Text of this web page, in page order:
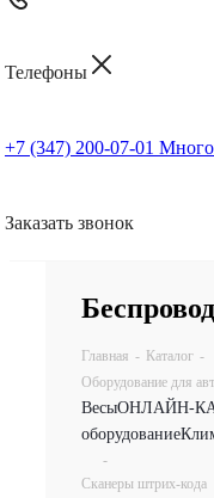
Телефоны
+7 (347) 200-07-01
Заказать звонок
Главная - Каталог -
Оборудование для
ВесыОНЛАЙН-
оборудование
-
Сканеры штрих-кода